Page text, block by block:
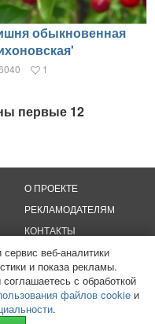
обыкновенная
1
первые 12
О ПРОЕКТЕ
РЕКЛАМОДАТЕЛЯМ
КОНТАКТЫ
файлов cookie
стандарты
Монетизация
веб-аналитики
и показа рекламы.
с обработкой
файлов cookieи
.